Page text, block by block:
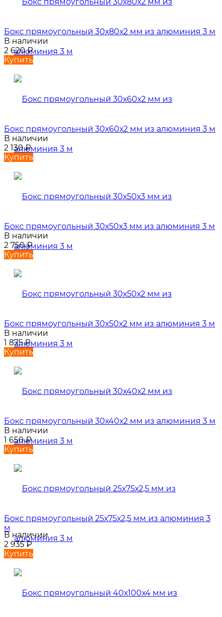
Бокс прямоугольный 30х80х2 мм из алюминия 3 м
В наличии
2 620₽
Купить
Бокс прямоугольный 30х60х2 мм из алюминия 3 м
В наличии
2 130₽
Купить
Бокс прямоугольный 30х50х3 мм из алюминия 3 м
В наличии
2 750₽
Купить
Бокс прямоугольный 30х50х2 мм из алюминия 3 м
В наличии
1 875₽
Купить
Бокс прямоугольный 30х40х2 мм из алюминия 3 м
В наличии
1 650₽
Купить
Бокс прямоугольный 25х75х2,5 мм из алюминия 3
м
В наличии
2 935₽
Купить